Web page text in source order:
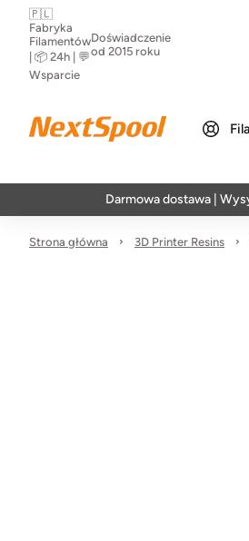
🇵🇱
Fabryka
Filamentów
| 📦 24h | 💬
Wsparcie
Doświadczenie
od 2015 roku
Darmowa dostawa |
Strona główna 3D Printer Resins